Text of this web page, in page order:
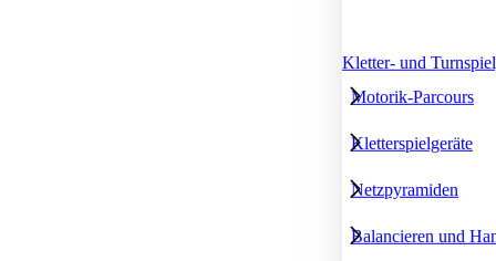
Kletter- und
Motorik-Parcours
Kletterspielgeräte
Netzpyramiden
Balancieren und